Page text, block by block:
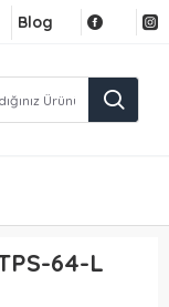
Blog
64-L